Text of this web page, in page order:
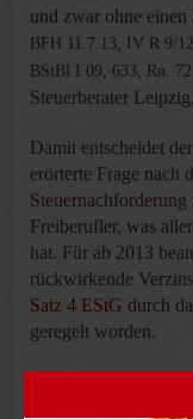
und zwar ohne einen
BFH 11.7.13, IV R 9/
BStBl I 09, 633, Rn. 72
Steuerberater
Damit entscheidet
erörterte Frage nach
Freiberufler, was
hat. Für ab 2013
rückwirkende
Satz 4 EStG durch
geregelt worden.